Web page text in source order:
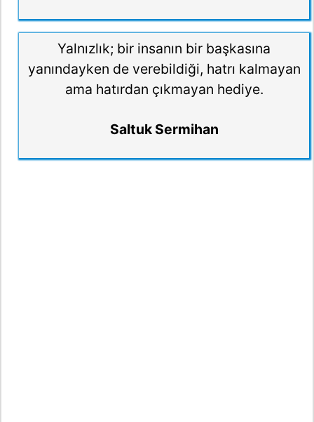
Yalnızlık; bir insanın bir başkasına
yanındayken de verebildiği, hatrı kalmayan
ama hatırdan çıkmayan hediye.
Saltuk Sermihan